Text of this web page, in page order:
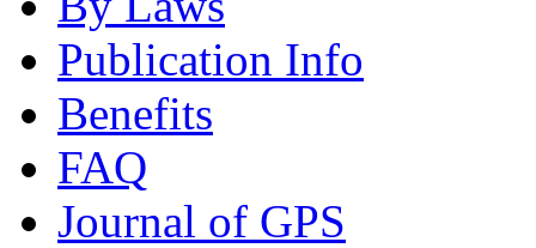
Publication Info
Benefits
FAQ
Journal of GPS